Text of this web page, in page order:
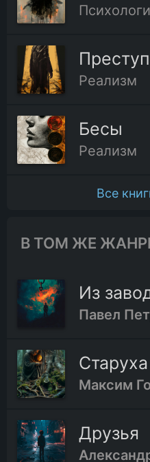
Реализм
Бесы
Реализм
Все
В ТОМ ЖЕ
Из
Павел
Максим
Друзья